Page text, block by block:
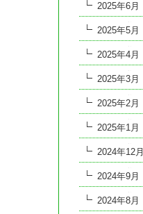
2025年6月
2025年5月
2025年4月
2025年3月
2025年2月
2025年1月
2024年12月
2024年9月
2024年8月